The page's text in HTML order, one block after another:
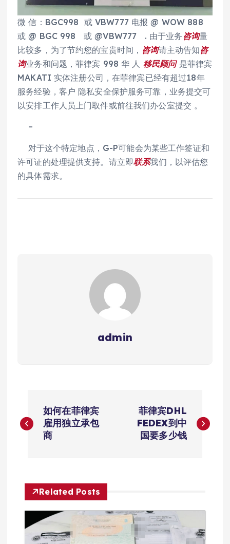
微 信：BGC998 或 VBW777 电报 @ WOW 888
或 @ BGC 998 或 @VBW777 . 由于业务 咨询量
比较多，为了节约您的宝贵时间， 咨询请主动告知咨
询业务和问题，菲律宾 998 华 人 移民顾问是菲律宾
MAKATI 实体注册公司，在菲律宾已经有超过18年
服务经验，客户 隐私安全保护服务可靠，业务提交可
以安排工作人员上门取件或前往我们办公室提交 。
–
对于这个特定地点，G-P可能会为某些工作签证和
许可证的处理提供支持。请立即联系我们，以评估您
的具体需求。
admin
章
航
如何在菲律宾
雇用独立承包
商
菲律宾DHL
FEDEX到中
国要多少钱
Related Posts